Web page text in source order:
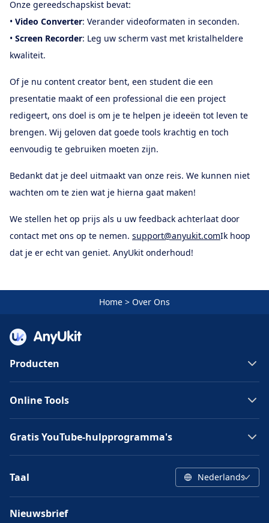
Onze gereedschapskist bevat:
• Video Converter: Verander videoformaten in seconden.
• Screen Recorder: Leg uw scherm vast met kristalheldere
kwaliteit.
Of je nu content creator bent, een student die een
presentatie maakt of een professional die een project
redigeert, ons doel is om je te helpen je ideeën tot leven te
brengen. Wij geloven dat goede tools krachtig en toch
eenvoudig te gebruiken moeten zijn.
Bedankt dat je deel uitmaakt van onze reis. We kunnen niet
wachten om te zien wat je hierna gaat maken!
We stellen het op prijs als u uw feedback achterlaat door
contact met ons op te nemen. support@anyukit.comIk hoop
dat je er echt van geniet. AnyUkit onderhoud!
Home > Over Ons
Producten
Online Tools
Gratis YouTube-hulpprogramma's
Taal Nederlands
Nieuwsbrief